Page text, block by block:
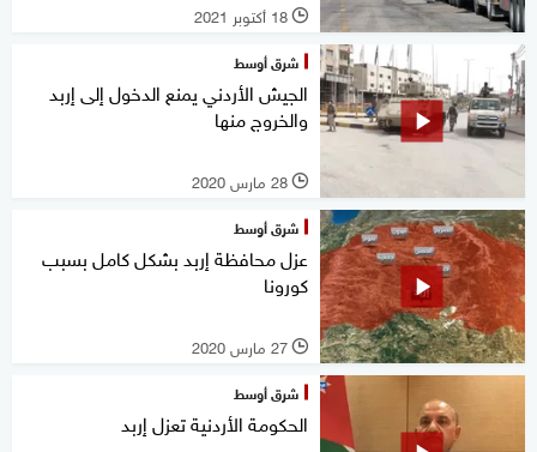
l 18 أكتوبر 2021
شرق أوسط
الجيش الأردني يمنع الدخول إلى إربد
والخروج منها
l 28 مارس 2020
شرق أوسط
عزل محافظة إربد بشكل كامل بسبب
كورونا
l 27 مارس 2020
شرق أوسط
الحكومة الأردنية تعزل إربد